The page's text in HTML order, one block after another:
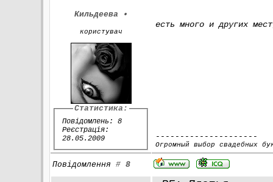
Кильдеева •
користувач
Статистика:
Повідомлень: 8
Реєстрація:
28.05.2009
есть много и других
---------------------
Огромный выбор свадебных
Повідомлення#8